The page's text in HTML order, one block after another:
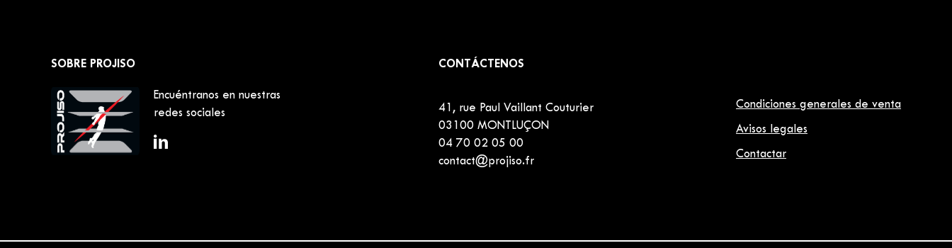
SOBRE PROJISO
Encuéntranos en nuestras
redes sociales
CONTÁCTENOS
41, rue Paul Vaillant Couturier
03100 MONTLUÇON
04 70 02 05 00
contact@projiso.fr
Condiciones generales de venta
Avisos legales
Contactar